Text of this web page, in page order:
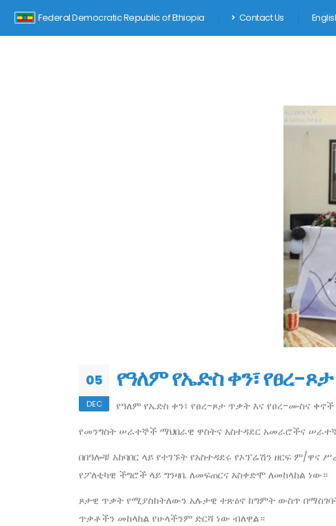
Federal Democratic Republic of Ethiopia Contact Us
05
DEC
የዓለም የኤድስ ቀን፣ የፀረ-
የዓለም የኤድስ ቀን፣ የፀረ-ጾታ ጥቃት እና የፀረ-ሙስና ቀኖች
የመንግስት ሠራተኞች ማህበራዊ ዋስትና አስተዳደር አመራሮችና
በበዓሎቹ አከባበር ላይ የተገኙት የአስተዳደሩ የኦፕሬሽን ዘርፍ ም/
የፖለቲካዊ ችግሮች ላይ ግንዛቤ ለመፍጠርና አስቀድሞ ለመከላከል ነው።
ጾታዊ ጥቃት የሚያስከትለውን አሉታዊ ተጽዕኖ ከግምት ውስጥ
ጥቃቶችን መከላከል የሁላችንም ድርሻ ነው ብለዋል።